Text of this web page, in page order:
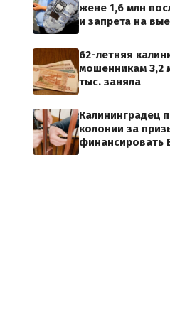
жене 1,6 млн
и запрета на
62-летняя
мошенникам 3,2
тыс. заняла
Калининградец
колонии за
финансировать